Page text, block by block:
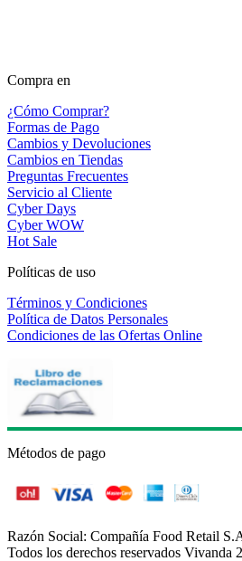
Compra en
¿Cómo Comprar?
Formas de Pago
Cambios y Devoluciones
Cambios en Tiendas
Preguntas Frecuentes
Servicio al Cliente
Cyber Days
Cyber WOW
Hot Sale
Políticas de uso
Términos y Condiciones
Política de Datos Personales
Condiciones de las Ofertas Online
Métodos de pago
Razón Social: Compañía Food Retail
Todos los derechos reservados Vivanda